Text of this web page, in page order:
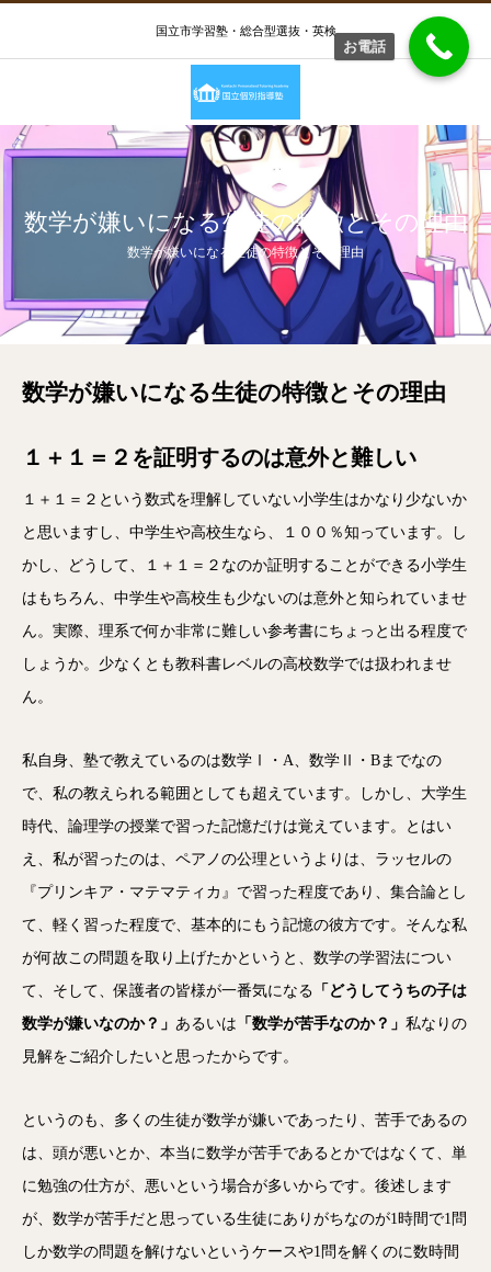
国立市学習塾・総合型選抜・英検
数学が嫌いになる生徒の特徴とその理由
数学が嫌いになる生徒の特徴とその理由
数学が嫌いになる生徒の特徴とその理由
１＋１＝２を証明するのは意外と難しい
１＋１＝２という数式を理解していない小学生はかなり少ないか
と思いますし、中学生や高校生なら、１００％知っています。し
かし、どうして、１＋１＝２なのか証明することができる小学生
はもちろん、中学生や高校生も少ないのは意外と知られていませ
ん。実際、理系で何か非常に難しい参考書にちょっと出る程度で
しょうか。少なくとも教科書レベルの高校数学では扱われませ
ん。
私自身、塾で教えているのは数学Ⅰ・A、数学Ⅱ・Bまでなの
で、私の教えられる範囲としても超えています。しかし、大学生
時代、論理学の授業で習った記憶だけは覚えています。とはい
え、私が習ったのは、ペアノの公理というよりは、ラッセルの
『プリンキア・マテマティカ』で習った程度であり、集合論とし
て、軽く習った程度で、基本的にもう記憶の彼方です。そんな私
が何故この問題を取り上げたかというと、数学の学習法につい
て、そして、保護者の皆様が一番気になる 「どうしてうちの子は
数学が嫌いなのか？」 あるいは 「数学が苦手なのか？」 私なりの
見解をご紹介したいと思ったからです。
というのも、多くの生徒が数学が嫌いであったり、苦手であるの
は、頭が悪いとか、本当に数学が苦手であるとかではなくて、単
に勉強の仕方が、悪いという場合が多いからです。後述します
が、数学が苦手だと思っている生徒にありがちなのが1時間で1問
しか数学の問題を解けないというケースや1問を解くのに数時間
お電話